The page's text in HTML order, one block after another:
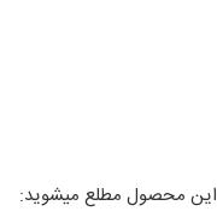
این محصول مطلع میشوید: